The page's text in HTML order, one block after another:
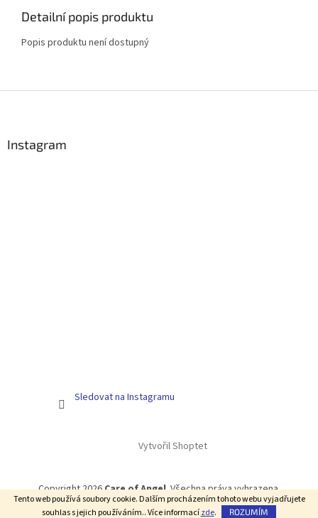
Tento web používá soubory cookie. Dalším procházením tohoto webu vyjadřujete
souhlas s jejich používáním.. Více informacízde. ROZUMÍM
Detailní popis produktu
Popis produktu není dostupný
Instagram
Sledovat na Instagramu
Vytvořil Shoptet
Copyright 2026Care of Angel. Všechna práva vyhrazena.